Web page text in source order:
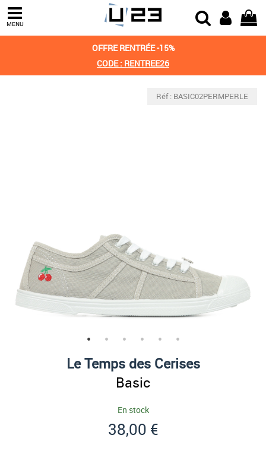
MENU
OFFRE RENTRÉE -15%
CODE : RENTREE26
Réf : BASIC02PERMPERLE
Le Temps des Cerises
Basic
En stock
38,00 €